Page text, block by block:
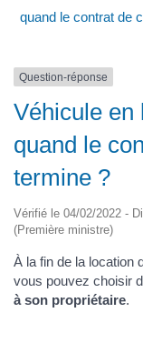
quand le contrat de
Question-réponse
Véhicule en
quand le
termine ?
Vérifié le 04/02/2022 -
(Première ministre)
À la fin de la location
vous pouvez choisir
à son propriétaire.